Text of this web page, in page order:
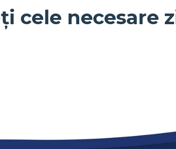
cele necesare